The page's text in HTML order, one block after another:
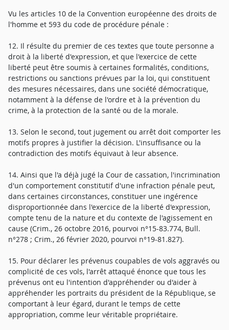
Vu les articles 10 de la Convention européenne des droits de
l'homme et 593 du code de procédure pénale :
12. Il résulte du premier de ces textes que toute personne a
droit à la liberté d'expression, et que l'exercice de cette
liberté peut être soumis à certaines formalités, conditions,
restrictions ou sanctions prévues par la loi, qui constituent
des mesures nécessaires, dans une société démocratique,
notamment à la défense de l'ordre et à la prévention du
crime, à la protection de la santé ou de la morale.
13. Selon le second, tout jugement ou arrêt doit comporter les
motifs propres à justifier la décision. L'insuffisance ou la
contradiction des motifs équivaut à leur absence.
14. Ainsi que l'a déjà jugé la Cour de cassation, l'incrimination
d'un comportement constitutif d'une infraction pénale peut,
dans certaines circonstances, constituer une ingérence
disproportionnée dans l'exercice de la liberté d'expression,
compte tenu de la nature et du contexte de l'agissement en
cause (Crim., 26 octobre 2016, pourvoi n°15-83.774, Bull.
n°278 ; Crim., 26 février 2020, pourvoi n°19-81.827).
15. Pour déclarer les prévenus coupables de vols aggravés ou
complicité de ces vols, l'arrêt attaqué énonce que tous les
prévenus ont eu l'intention d'appréhender ou d'aider à
appréhender les portraits du président de la République, se
comportant à leur égard, durant le temps de cette
appropriation, comme leur véritable propriétaire.